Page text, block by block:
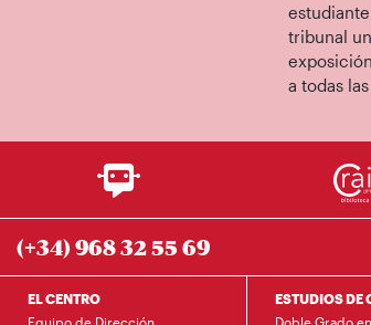
tribunal
a todas
(+34) 968 32 55 69
EL CENTRO
Equipo de Dirección
ESTUDIOS DE
Doble Grado